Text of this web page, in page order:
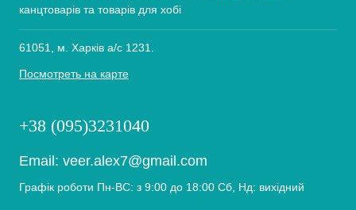
канцтоварів та товарів для хобі
61051, м. Харків а/с 1231.
Посмотреть на карте
+38 (095)3231040
Email: veer.alex7@gmail.com
Графік роботи Пн-ВС: з 9:00 до 18:00 Сб, Нд: вихідний